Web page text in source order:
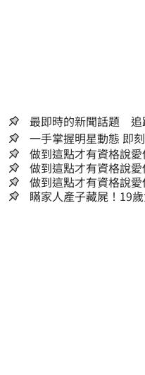
最即時的新聞話題 追
一手掌
做到這點才有資格說
做到這點才有資格說
做到這點才有資格說
瞞家人產子藏屍！19